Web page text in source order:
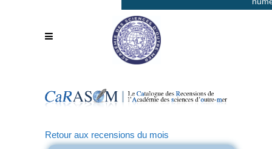
Retour aux recensions du mois